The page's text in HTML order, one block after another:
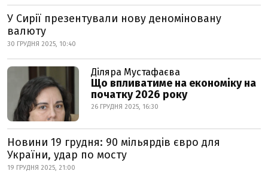
У Сирії презентували нову деноміновану
валюту
30 ГРУДНЯ 2025, 10:40
Діляра Мустафаєва
Що впливатиме на економіку на
початку 2026 року
26 ГРУДНЯ 2025, 16:30
Новини 19 грудня: 90 мільярдів євро для
України, удар по мосту
19 ГРУДНЯ 2025, 21:00